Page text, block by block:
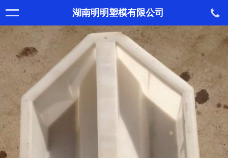
湖南明明塑模有限公司